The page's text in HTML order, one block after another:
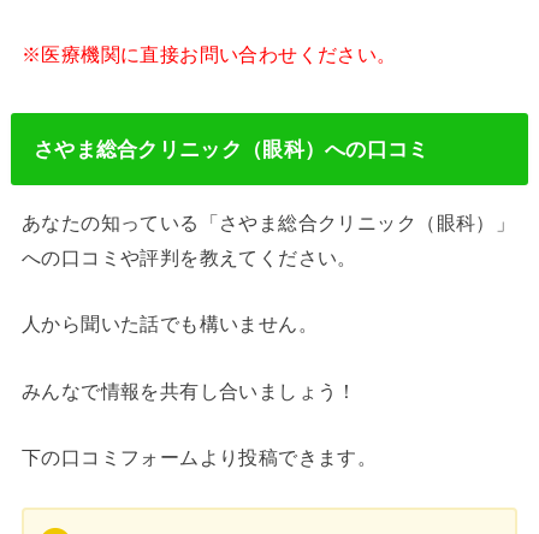
※医療機関に直接お問い合わせください。
さやま総合クリニック（眼科）への口コミ
あなたの知っている「さやま総合クリニック（眼科）」
への口コミや評判を教えてください。
人から聞いた話でも構いません。
みんなで情報を共有し合いましょう！
下の口コミフォームより投稿できます。